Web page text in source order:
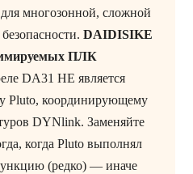
многозонной, сложной
DAIDISIKE
ПЛК
DA31 НЕ является
Pluto, координирующему
DYNlink. Заменяйте
когда Pluto выполнял
(редко) — иначе